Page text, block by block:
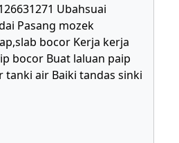
Ubahsuai
Pasang mozek
bocor Kerja kerja
bocor Buat laluan paip
tanki air Baiki tandas sinki